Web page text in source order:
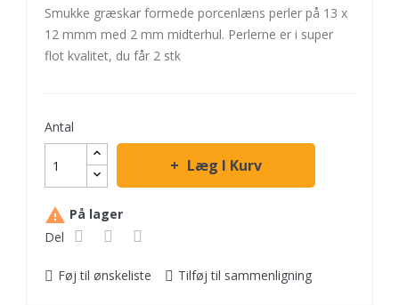
Smukke græskar formede porcenlæns perler på 13 x
12 mmm med 2 mm midterhul. Perlerne er i super
flot kvalitet, du får 2 stk
Antal
Læg I Kurv
 På lager
Del
Føj til ønskeliste Tilføj til sammenligning